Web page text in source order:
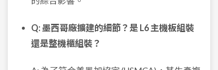
Q: 墨西哥廠擴建的細節？是 L6 主機板組裝
還是整機櫃組裝？